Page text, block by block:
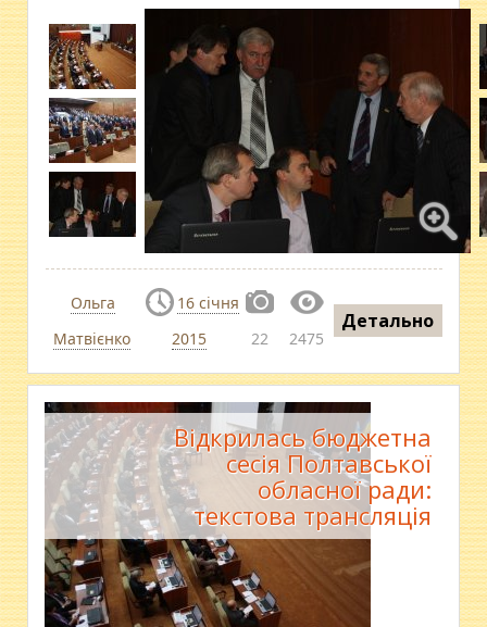
Ольга
Матвієнко
16 січня
2015
22 2475
Детально
Відкрилась бюджетна
сесія Полтавської
обласної ради:
текстова трансляція